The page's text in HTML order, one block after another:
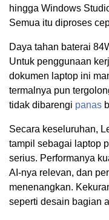
hingga Windows
Semua itu diproses
Daya tahan baterai
Untuk penggunaan
dokumen laptop ini
termalnya pun
tidak dibarengi panas
Secara keseluruhan,
tampil sebagai laptop
serius. Performanya
AI-nya relevan, dan
menenangkan.
seperti desain bagian